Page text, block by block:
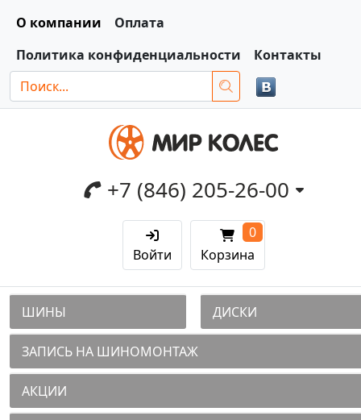
О компании
Оплата
Политика конфиденциальности
Контакты
+7 (846) 205-26-00
Войти Корзина
0
ШИНЫ ДИСКИ
ЗАПИСЬ НА ШИНОМОНТАЖ
АКЦИИ